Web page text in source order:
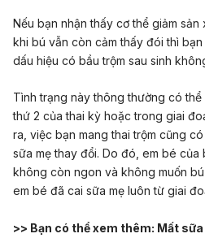
Nếu bạn nhận thấy cơ thể giảm
khi bú vẫn còn cảm thấy đói thì
dấu hiệu có bầu trộm sau sinh
Tình trạng này thông thường có
thứ 2 của thai kỳ hoặc trong giai
ra, việc bạn mang thai trộm cũng
sữa mẹ thay đổi. Do đó, em bé của
không còn ngon và không muốn
em bé đã cai sữa mẹ luôn từ giai
>> Bạn có thể xem thêm: Mất